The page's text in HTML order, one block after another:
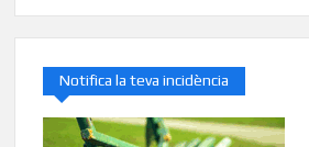
Notifica la teva incidència